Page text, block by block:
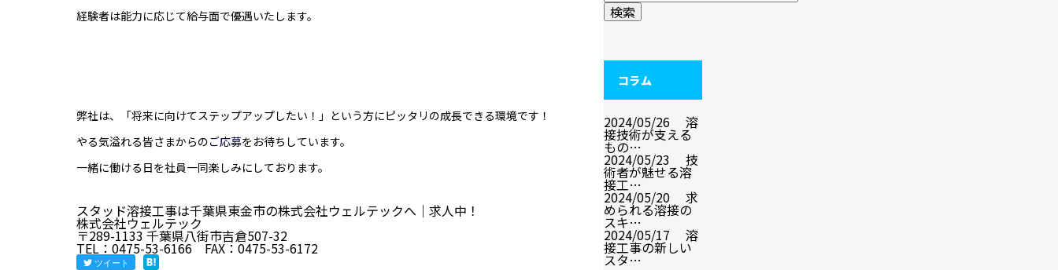
経験者は能力に応じて給与面で優遇いたします。
弊社は、「将来に向けてステップアップしたい！」という方にピッタリの成長できる環境です！
やる気溢れる皆さまからのご応募をお待ちしています。
一緒に働ける日を社員一同楽しみにしております。
スタッド溶接工事は千葉県東金市の株式会社ウェルテックへ｜求人中！
株式会社ウェルテック
〒289-1133 千葉県八街市吉倉507-32
TEL：0475-53-6166 FAX：0475-53-6172
ツイート
コラム
2024/05/26 溶
接技術が支える
もの…
2024/05/23 技
術者が魅せる溶
接工…
2024/05/20 求
められる溶接の
スキ…
2024/05/17 溶
接工事の新しい
スタ…